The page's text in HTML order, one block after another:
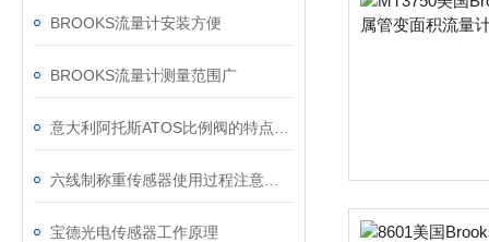
BROOKS流量计安装方便
BROOKS流量计测量范围广
宝德光电传感器工作原理